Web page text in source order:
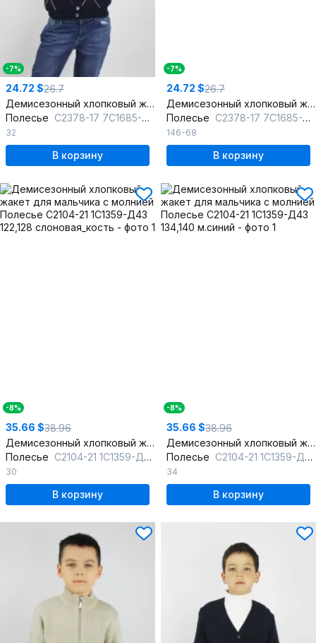
-7%
24.72 $26.7
Демисезонный хлопковый жакет с рисунком для мальчика
Полесье С2378-17 7С1685-Д43 122,128 т.синий
32
В корзину
-7%
24.72 $26.7
Демисезонный хлопковый жакет с рисунком для мальчика
Полесье С2378-17 7С1685-Д43 146 т.синий
146-68
В корзину
-8%
35.66 $38.96
Демисезонный хлопковый жакет для мальчика с молнией
Полесье С2104-21 1С1359-Д43 122,128 слоновая_кость
30
В корзину
-8%
35.66 $38.96
Демисезонный хлопковый жакет для мальчика с молнией
Полесье С2104-21 1С1359-Д43 134,140 м.синий
34
В корзину